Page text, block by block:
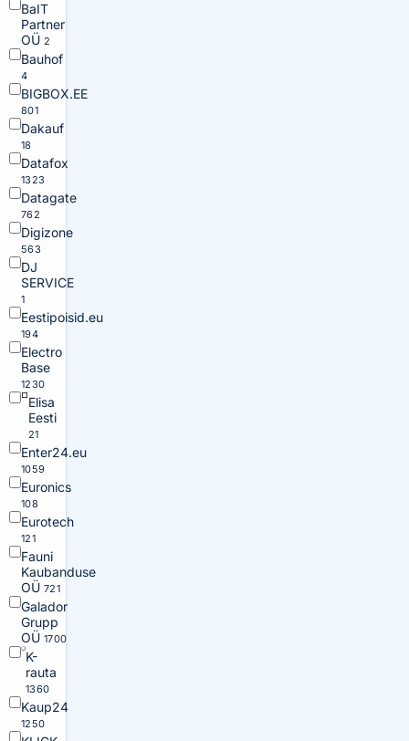
BaIT
Partner
OÜ 2
Bauhof
4
BIGBOX.EE
801
Dakauf
18
Datafox
1323
Datagate
762
Digizone
563
DJ
SERVICE
1
Eestipoisid.eu
194
Electro
Base
1230
Elisa
Eesti
21
Enter24.eu
1059
Euronics
108
Eurotech
121
Fauni
Kaubanduse
OÜ 721
Galador
Grupp
OÜ 1700
K-
rauta
1360
Kaup24
1250